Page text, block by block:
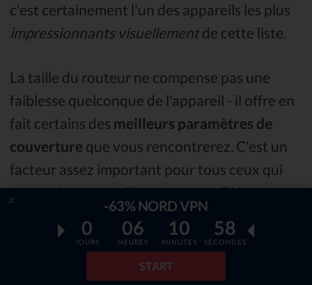
c'est certainement l'un des appareils les plus
impressionnants visuellementde cette liste.
La taille du routeur ne compense pas une
faiblesse quelconque de l'appareil - il offre en
fait certains des meilleurs paramètres de
couverture que vous rencontrerez. C'est un
facteur assez important pour tous ceux qui
recherchent le meilleur routeur VPN !
Quel est le prix de l'Asus RT-AC5300
-63% NORD VPN
0
JOURS
06
HEURES
10
MINUTES
56
SECONDES
START